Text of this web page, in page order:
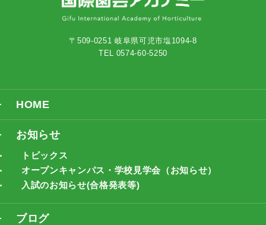
〒509-0251 岐阜県可児市塩1094-8
TEL 0574-60-5250
HOME
お知らせ
トピックス
オープンキャンパス・学校見学会（お知らせ）
入試のお知らせ(合格発表等)
ブログ